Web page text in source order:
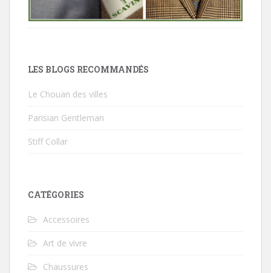
LES BLOGS RECOMMANDÉS
Le Chouan des villes
Parisian Gentleman
Stiff Collar
CATÉGORIES
Accessoires
Art de vivre
Chaussures